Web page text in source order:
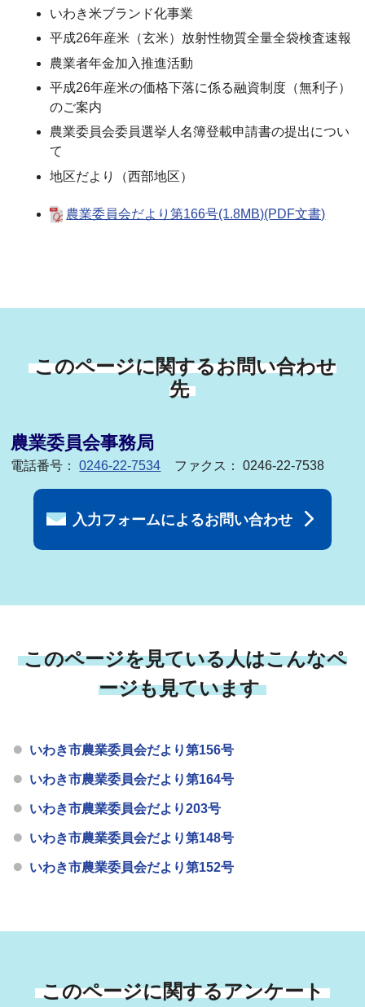
いわき米ブランド化事業
平成26年産米（玄米）放射性物質全量全袋検査速報
農業者年金加入推進活動
平成26年産米の価格下落に係る融資制度（無利子）
のご案内
農業委員会委員選挙人名簿登載申請書の提出につい
て
地区だより（西部地区）
農業委員会だより第166号(1.8MB)(PDF文書)
このページに関するお問い合わせ
先
農業委員会事務局
電話番号：0246-22-7534 ファクス： 0246-22-7538
入力フォームによるお問い合わせ
このページを見ている人はこんなペ
ージも見ています
いわき市農業委員会だより第156号
いわき市農業委員会だより第164号
いわき市農業委員会だより203号
いわき市農業委員会だより第148号
いわき市農業委員会だより第152号
このページに関するアンケート